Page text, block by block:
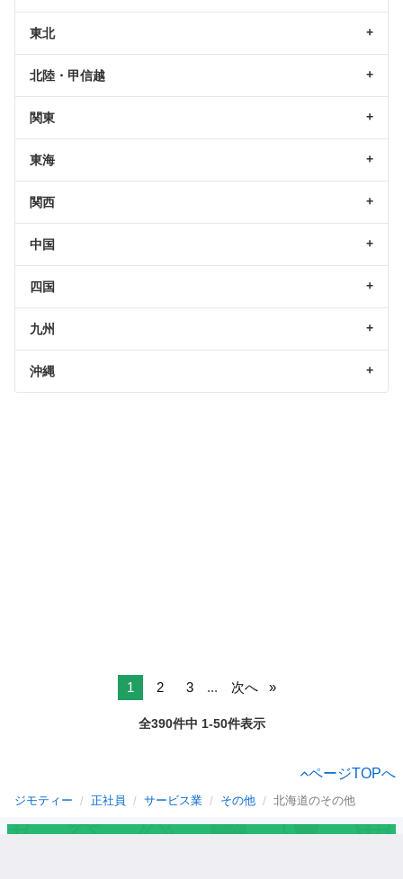
東北
北陸・甲信越
関東
東海
関西
中国
四国
九州
沖縄
1 2 3 ... 次へ
全390件中 1-50件表示
ページTOPへ
ジモティー 正社員 サービス業 その他 北海道のその他